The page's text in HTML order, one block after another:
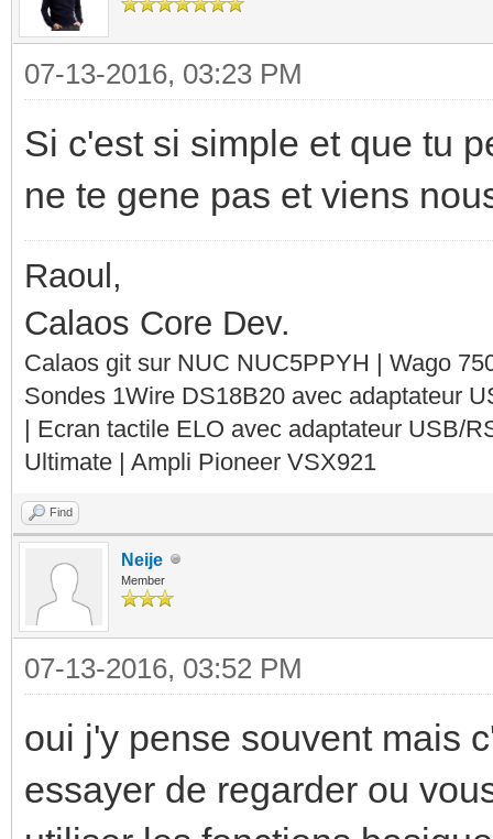
07-13-2016, 03:23 PM
Si c'est si simple et que tu
ne te gene pas et viens
Raoul,
Calaos Core Dev.
Calaos git sur NUC NUC5PPYH | Wago
Sondes 1Wire DS18B20 avec adaptateur
| Ecran tactile ELO avec adaptateur USB/
Ultimate | Ampli Pioneer VSX921
Find
Neije
Member
07-13-2016, 03:52 PM
oui j'y pense souvent mais
essayer de regarder ou